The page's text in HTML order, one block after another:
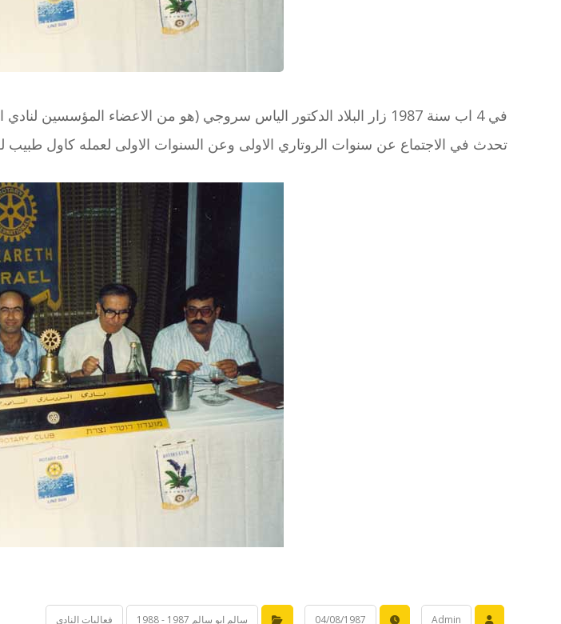
في 4 اب سنة 1987 زار البلاد الدكتور الياس سروجي (هو من الاعضاء المؤسسين لنادي الناصره) حيث حضر من الولايات المتحده لزيارة اهله واصدقائه في المدينه .
تحدث في الاجتماع عن سنوات الروتاري الاولى وعن السنوات الاولى لعمله كاول طبيب
Admin
04/08/1987 سالم ابو سالم 1987 - 1988 فعاليات النادي